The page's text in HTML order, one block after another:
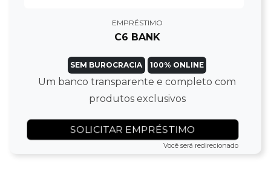
EMPRÉSTIMO
C6 BANK
SEM BUROCRACIA 100% ONLINE
Um banco transparente e completo com
produtos exclusivos
SOLICITAR EMPRÉSTIMO
Você será redirecionado